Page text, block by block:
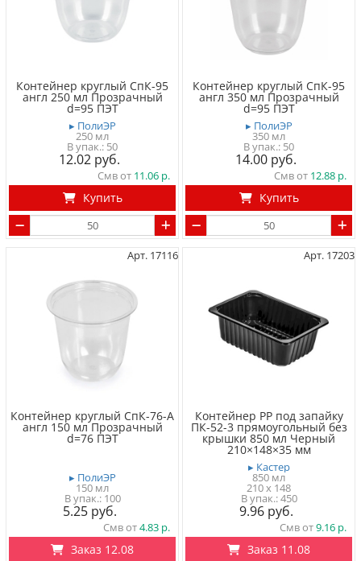
Контейнер круглый СпК-95
англ 250 мл Прозрачный
d=95 ПЭТ
▸ ПолиЭР
250 мл
50
12.02
Смв от 11.06
Купить
Контейнер круглый СпК-95
англ 350 мл Прозрачный
d=95 ПЭТ
▸ ПолиЭР
350 мл
50
14.00
Смв от 12.88
Купить
Арт. 17116
Контейнер круглый СпК-76-А
англ 150 мл Прозрачный
d=76 ПЭТ
▸ ПолиЭР
150 мл
100
5.25
Смв от4.83
Заказ 12.08
Арт. 17203
Контейнер PP под запайку
ПК-52-3 прямоугольный без
крышки 850 мл Черный
210×148×35 мм
▸ Кастер
850 мл
210 x 148
450
9.96
Смв от9.16
Заказ 11.08